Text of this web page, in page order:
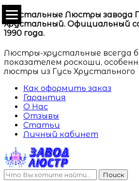
Хрустальные Люстры завода
Хрустальный. Официальный
1990 года.
Люстры-хрустальные всегда
показателем роскоши,
люстры из Гусь Хрустального
Как оформить заказ
Гарантия
О Нас
Отзывы
Статьи
Личный кабинет
Поиск